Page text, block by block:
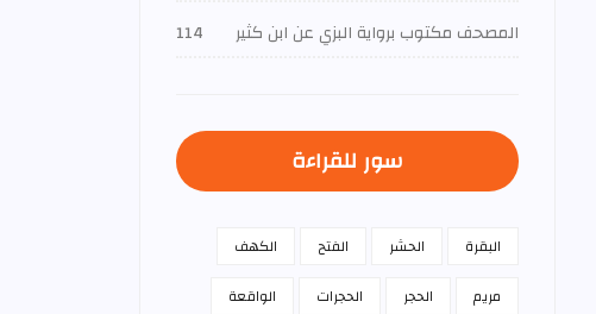
المصحف مكتوب برواية البزي عن ابن كثير
114
سور للقراءة
البقرة الحشر الفتح
الكهف
مريم
الحجر الحجرات
الواقعة